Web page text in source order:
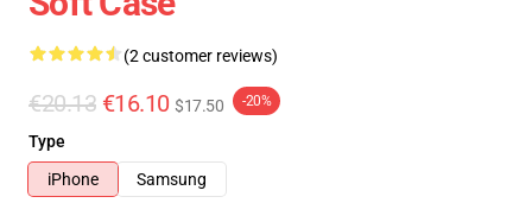
(2 customer reviews)
€20.13 €16.10 $17.50 -20%
Type
iPhone
Samsung